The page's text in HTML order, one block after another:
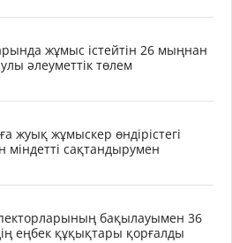
жұмыс істейтін 26 мыңнан
әлеуметтік төлем
жуық жұмыскер өндірістегі
сақтандырумен
бақылауымен 36
еңбек құқықтары қорғалды